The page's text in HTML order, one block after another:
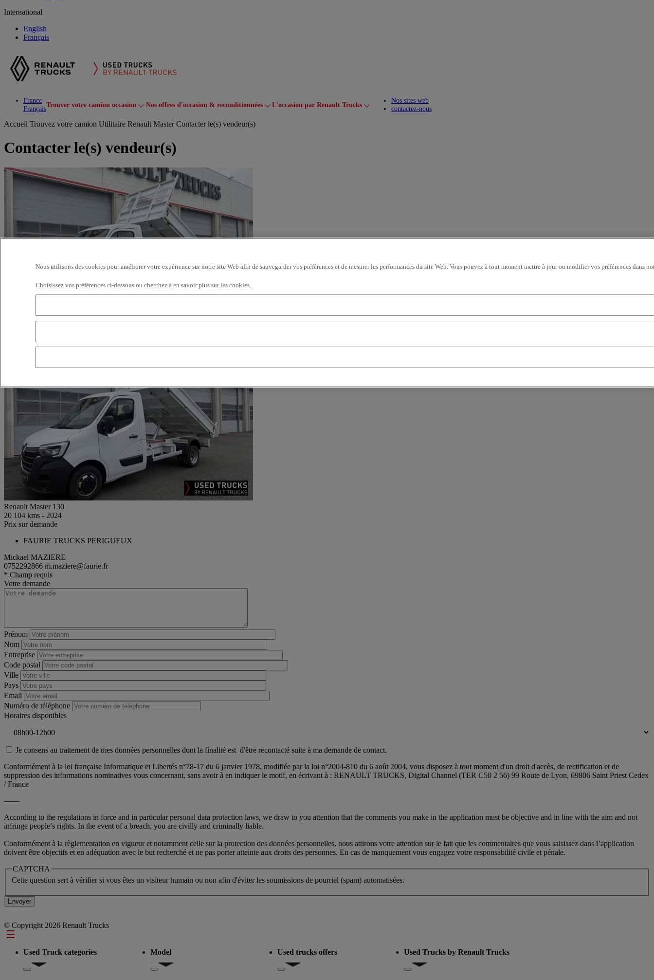
International
English
Français
France
Français
Trouver votre camion occasion Toggle submenu
Nos offres d'occasion & reconditionnées Toggle submenu
L'occasion par Renault Trucks Toggle submenu
Nos sites web
contactez-nous
Accueil Trouvez votre camion Utilitaire Renault MasterContacter le(s) vendeur(s)
Contacter le(s) vendeur(s)
Renault Master 130
20 104 kms - 2024
Prix sur demande
FAURIE TRUCKS PERIGUEUX
Mickael MAZIERE
0752292866 m.maziere@faurie.fr
van
Renault Master
* Champ requis
Votre demande
Prénom
Nom
Entreprise
Code postal
Ville
Pays
Email
Numéro de téléphone
Horaires disponibles
Je consens au traitement de mes données personnelles dont la finalité est d'être recontacté suite à ma demande de contact.
Conformément à la loi française Informatique et Libertés n°78-17 du 6 janvier 1978, modifiée par la loi n°2004-810 du 6 août 2004, vous disposez à tout moment d'un droit d'accès, de rectification et de
suppression des informations nominatives vous concernant, sans avoir à en indiquer le motif, en écrivant à : RENAULT TRUCKS, Digital Channel (TER C50 2 56) 99 Route de Lyon, 69806 Saint Priest Cedex
/ France
——
According to the regulations in force and in particular personal data protection laws, we draw to you attention that the comments you make in the application must be objective and in line with the aim and not
infringe people’s rights. In the event of a breach, you are civilly and criminally liable.
Conformément à la règlementation en vigueur et notamment celle sur la protection des données personnelles, nous attirons votre attention sur le fait que les commentaires que vous saisissez dans l’application
doivent être objectifs et en adéquation avec le but recherché et ne pas porter atteinte aux droits des personnes. En cas de manquement vous engagez votre responsabilité civile et pénale.
CAPTCHA
Cette question sert à vérifier si vous êtes un visiteur humain ou non afin d'éviter les soumissions de pourriel (spam) automatisées.
© Copyright 2026 Renault Trucks
Footer
Used Truck categories
Show submenu for Used Truck categories
Model
Show submenu for Model
Used trucks offers
Show submenu for Used trucks offers
Used Trucks by Renault Trucks
Show submenu for Used Trucks by Renault Trucks
Nous utilisons des cookies pour améliorer votre expérience sur notre site Web afin de sauvegarder vos préférences et de mesurer les performances du site Web. Vous pouvez à tout moment mettre à jour ou modifier vos préférences dans
Choisissez vos préférences ci-dessous ou cherchez à en savoir plus sur les cookies.